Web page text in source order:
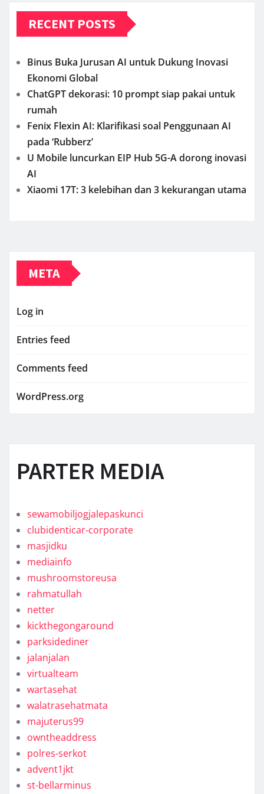
RECENT POSTS
Binus Buka Jurusan AI untuk Dukung Inovasi
Ekonomi Global
ChatGPT dekorasi: 10 prompt siap pakai untuk
rumah
Fenix Flexin AI: Klarifikasi soal Penggunaan AI
pada ‘Rubberz’
U Mobile luncurkan EIP Hub 5G-A dorong inovasi
AI
Xiaomi 17T: 3 kelebihan dan 3 kekurangan utama
META
Log in
Entries feed
Comments feed
WordPress.org
PARTER MEDIA
sewamobiljogjalepaskunci
clubidenticar-corporate
masjidku
mediainfo
mushroomstoreusa
rahmatullah
netter
kickthegongaround
parksidediner
jalanjalan
virtualteam
wartasehat
walatrasehatmata
majuterus99
owntheaddress
polres-serkot
advent1jkt
st-bellarminus